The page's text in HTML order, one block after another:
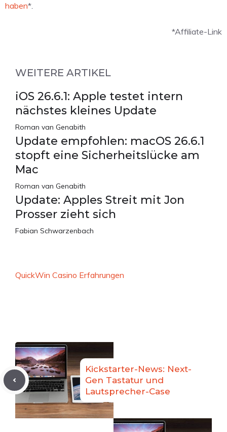
haben*.
*Affiliate-Link
WEITERE ARTIKEL
iOS 26.6.1: Apple testet intern
nächstes kleines Update
Roman van Genabith
Update empfohlen: macOS 26.6.1
stopft eine Sicherheitslücke am
Mac
Roman van Genabith
Update: Apples Streit mit Jon
Prosser zieht sich
Fabian Schwarzenbach
QuickWin Casino Erfahrungen
Kickstarter-News: Next-
Gen Tastatur und
Lautsprecher-Case